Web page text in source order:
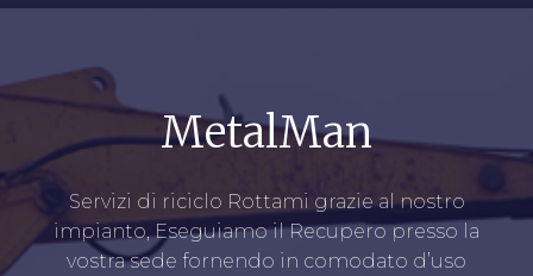
MetalMan
Servizi di riciclo Rottami grazie al nostro
impianto, Eseguiamo il Recupero presso la
vostra sede fornendo in comodato d’uso